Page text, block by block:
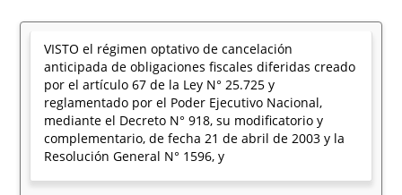
VISTO el régimen optativo de cancelación
anticipada de obligaciones fiscales diferidas creado
por el artículo 67 de la Ley N° 25.725 y
reglamentado por el Poder Ejecutivo Nacional,
mediante el Decreto N° 918, su modificatorio y
complementario, de fecha 21 de abril de 2003 y la
Resolución General N° 1596, y